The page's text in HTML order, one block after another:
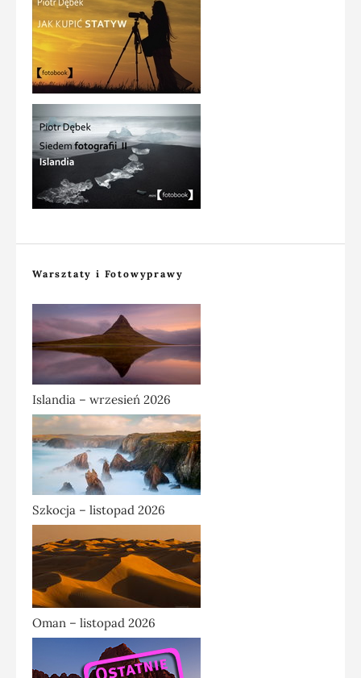
Warsztaty i Fotowyprawy
Islandia – wrzesień 2026
Szkocja – listopad 2026
Oman – listopad 2026